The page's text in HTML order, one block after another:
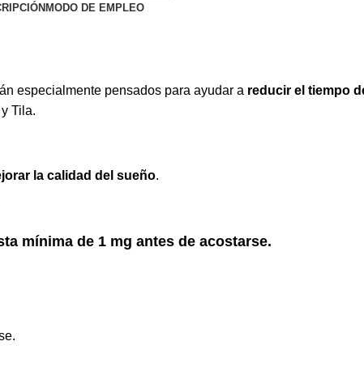
MODO DE EMPLEO
especialmente pensados para ayudar a reducir el tiempo
Tila.
la calidad del sueño.
mínima de 1 mg antes de acostarse.